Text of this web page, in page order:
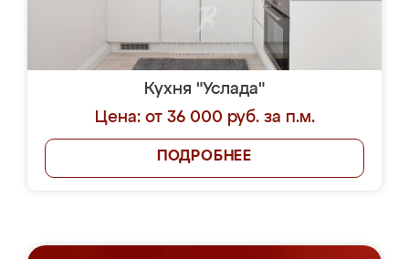
Кухня "Услада"
Цена: от 36 000 руб. за п.м.
ПОДРОБНЕЕ